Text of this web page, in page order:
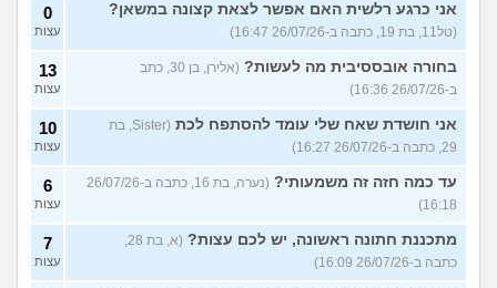
אני כרגע רלשית האם אפשר לצאת קצונה במשאן?
(טל11, בת 19, כתבה ב-26/07/26 16:47)
0
עצות
בחורה אובססיבית מה לעשות?
(אלירן, בן 30, כתב
ב-26/07/26 16:36)
13
עצות
אני חושדת שאח שלי עומד להסתפח לכת
(Sister, בת
29, כתבה ב-26/07/26 16:27)
10
עצות
עד כמה חזה זה משמעותי?
(נערה, בת 16, כתבה ב-26/07/26
16:18)
6
עצות
מתכננת חתונה ראשונה, יש לכם עצות?
(א, בת 28,
כתבה ב-26/07/26 16:09)
7
עצות